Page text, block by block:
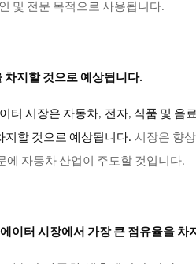
및 전문 목적으로 사용됩니다.
차지할 것으로 예상됩니다.
터 시장은 자동차, 전자, 식품 및 음
지할 것으로 예상됩니다. 시장은 향
에 자동차 산업이 주도할 것입니다.
이터 시장에서 가장 큰 점유율을 차